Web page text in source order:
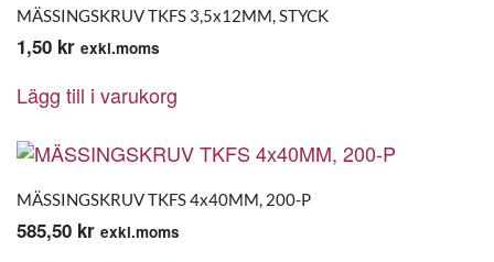
MÄSSINGSKRUV TKFS 3,5x12MM, STYCK
1,50 kr exkl.moms
Lägg till i varukorg
MÄSSINGSKRUV TKFS 4x40MM, 200-P
585,50 kr exkl.moms